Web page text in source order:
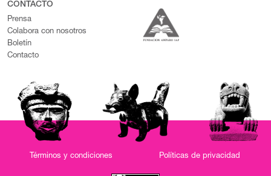
CONTACTO
Prensa
Colabora con nosotros
Boletín
Contacto
Términos y condiciones Políticas de privacidad